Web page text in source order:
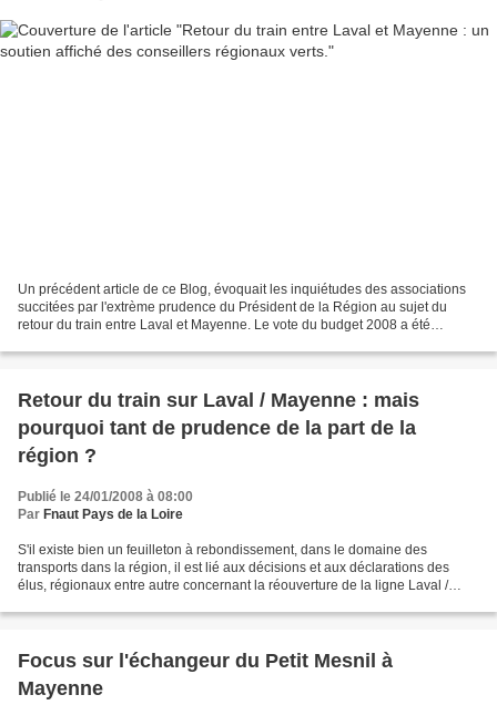
Un précédent article de ce Blog, évoquait les inquiétudes des associations
succitées par l'extrème prudence du Président de la Région au sujet du
retour du train entre Laval et Mayenne. Le vote du budget 2008 a été
Retour du train sur Laval / Mayenne : mais
pourquoi tant de prudence de la part de la
région ?
Publié le 24/01/2008 à 08:00
Par Fnaut Pays de la Loire
S'il existe bien un feuilleton à rebondissement, dans le domaine des
transports dans la région, il est lié aux décisions et aux déclarations des
élus, régionaux entre autre concernant la réouverture de la ligne Laval /
Focus sur l'échangeur du Petit Mesnil à
Mayenne